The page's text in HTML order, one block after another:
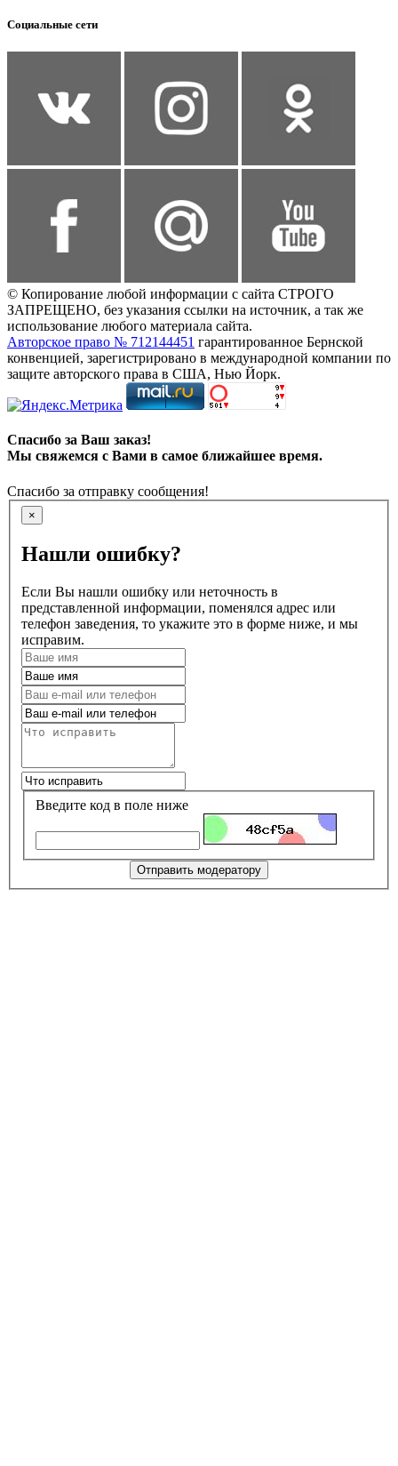
Социальные сети
© Копирование любой информации с сайта СТРОГО
ЗАПРЕЩЕНО, без указания ссылки на источник, а так же
использование любого материала сайта.
Авторское право № 712144451 гарантированное Бернской
конвенцией, зарегистрировано в международной компании по
защите авторского права в США, Нью Йорк.
Спасибо за Ваш заказ!
Мы свяжемся с Вами в самое ближайшее время.
Спасибо за отправку сообщения!
×
Нашли ошибку?
Если Вы нашли ошибку или неточность в
представленной информации, поменялся адрес или
телефон заведения, то укажите это в форме ниже, и мы
исправим.
Введите код в поле ниже
Отправить модератору